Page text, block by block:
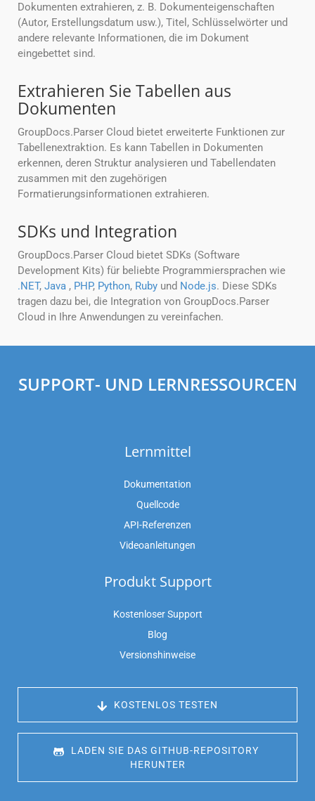
Dokumenten extrahieren, z. B. Dokumenteigenschaften
(Autor, Erstellungsdatum usw.), Titel, Schlüsselwörter und
andere relevante Informationen, die im Dokument
eingebettet sind.
Extrahieren Sie Tabellen aus
Dokumenten
GroupDocs.Parser Cloud bietet erweiterte Funktionen zur
Tabellenextraktion. Es kann Tabellen in Dokumenten
erkennen, deren Struktur analysieren und Tabellendaten
zusammen mit den zugehörigen
Formatierungsinformationen extrahieren.
SDKs und Integration
GroupDocs.Parser Cloud bietet SDKs (Software
Development Kits) für beliebte Programmiersprachen wie
.NET, Java , PHP, Python, Ruby und Node.js. Diese SDKs
tragen dazu bei, die Integration von GroupDocs.Parser
Cloud in Ihre Anwendungen zu vereinfachen.
SUPPORT- UND LERNRESSOURCEN
Lernmittel
Dokumentation
Quellcode
API-Referenzen
Videoanleitungen
Produkt Support
Kostenloser Support
Blog
Versionshinweise
KOSTENLOS TESTEN
LADEN SIE DAS GITHUB-REPOSITORY
HERUNTER